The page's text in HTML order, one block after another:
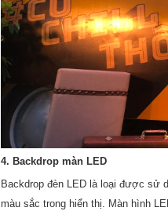
4. Backdrop màn LED
Backdrop đèn LED là loại được sử
màu sắc trong hiển thị. Màn hình